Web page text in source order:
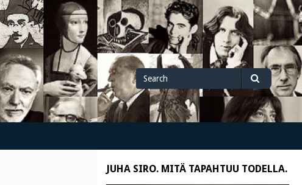
Search
for
Search
JUHA SIRO. MITÄ TAPAHTUU TODELLA.